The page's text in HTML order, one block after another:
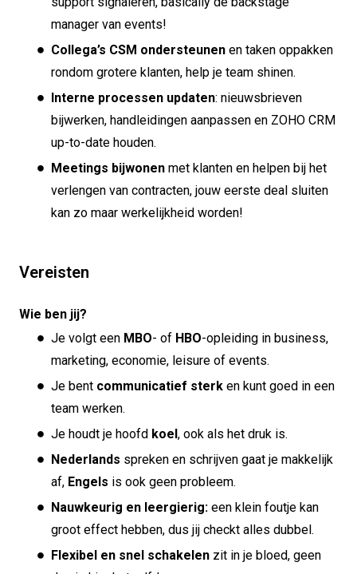
manager van events!
Collega’s CSM ondersteunen en taken oppakken
rondom grotere klanten, help je team shinen.
Interne processen updaten: nieuwsbrieven
bijwerken, handleidingen aanpassen en ZOHO CRM
up-to-date houden.
Meetings bijwonen met klanten en helpen bij het
verlengen van contracten, jouw eerste deal sluiten
kan zo maar werkelijkheid worden!
Vereisten
Wie ben jij?
Je volgt een MBO- of HBO-opleiding in business,
marketing, economie, leisure of events.
Je bent communicatief sterk en kunt goed in een
team werken.
Je houdt je hoofd koel , ook als het druk is.
Nederlands spreken en schrijven gaat je makkelijk
af, Engels is ook geen probleem.
Nauwkeurig en leergierig: een klein foutje kan
groot effect hebben, dus jij checkt alles dubbel.
Flexibel en snel schakelen zit in je bloed, geen